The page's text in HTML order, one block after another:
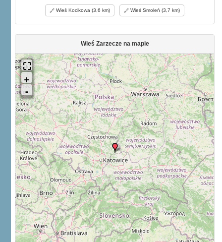
Wieś Kocikowa (3,6 km) Wieś Smoleń (3,7 km)
Wieś Zarzecze na mapie